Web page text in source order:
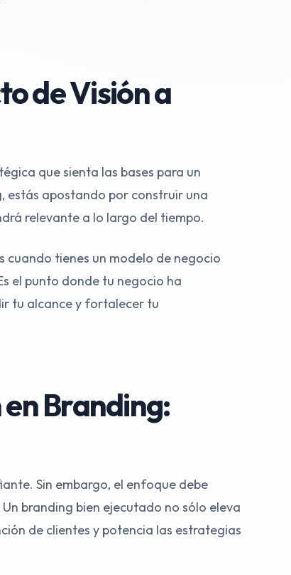
de Visión a
que sienta las bases para un
estás apostando por construir una
relevante a lo largo del tiempo.
cuando tienes un modelo de negocio
el punto donde tu negocio ha
tu alcance y fortalecer tu
Branding:
Sin embargo, el enfoque debe
branding bien ejecutado no sólo eleva
de clientes y potencia las estrategias